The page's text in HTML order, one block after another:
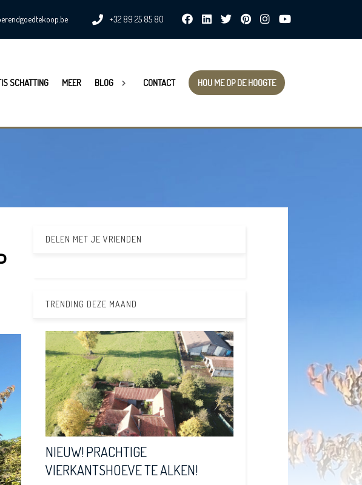
+32 89 25 85 80
SCHATTING MEER BLOG CONTACT HOU ME OP DE HOOGTE
DELEN MET JE VRIENDEN
TRENDING DEZE MAAND
NIEUW! PRACHTIGE
VIERKANTSHOEVE TE ALKEN!